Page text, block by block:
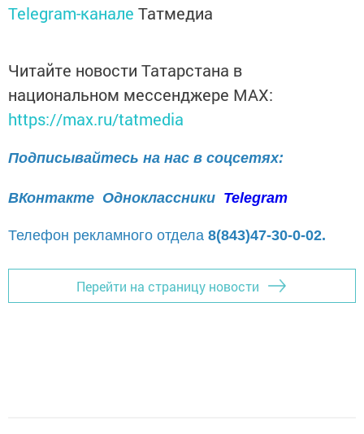
Telegram-канале Татмедиа
Читайте новости Татарстана в
национальном мессенджере MАХ:
https://max.ru/tatmedia
Подписывайтесь на нас в соцсетях:
ВКонтакте Одноклассники Telegram
Телефон рекламного отдела 8(843)47-30-0-02.
Перейти на страницу новости